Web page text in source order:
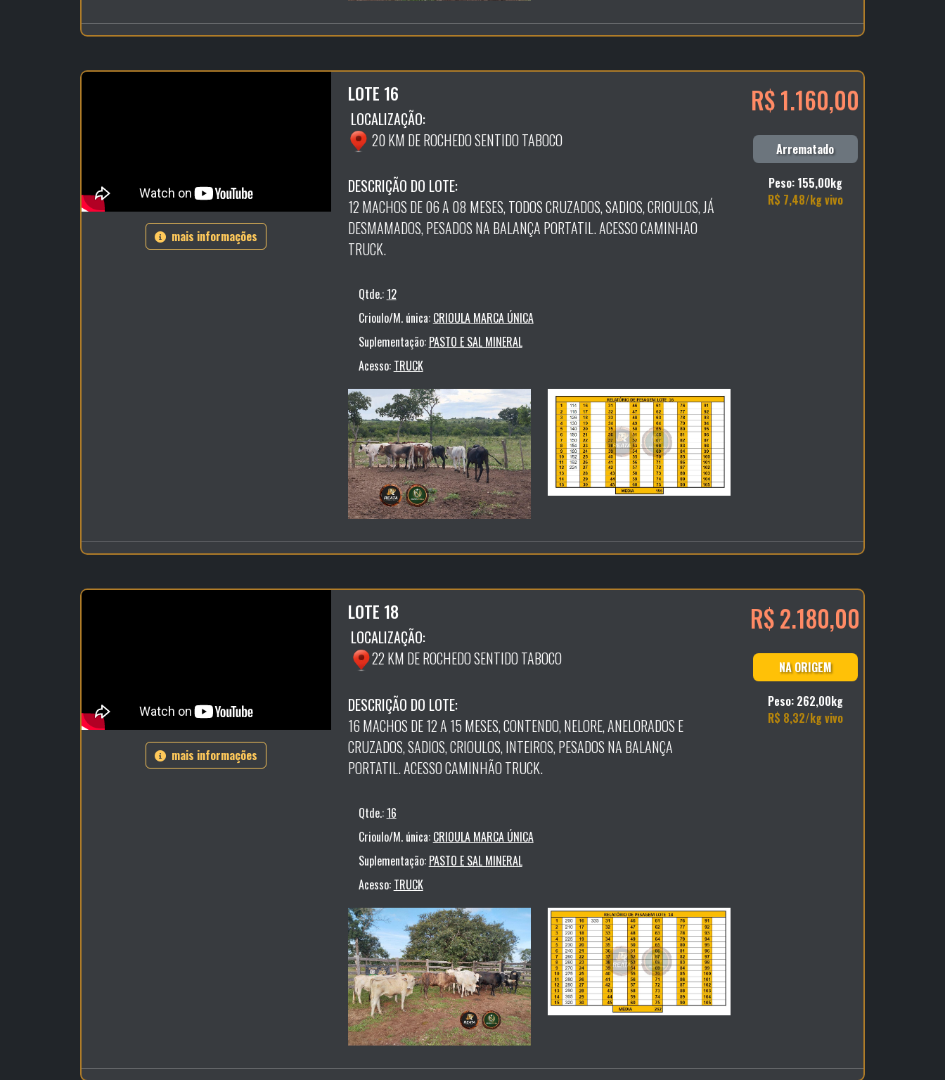
mais informações
LOTE 16
LOCALIZAÇÃO:
20 KM DE ROCHEDO SENTIDO TABOCO
DESCRIÇÃO DO LOTE:
12 MACHOS DE 06 A 08 MESES, TODOS CRUZADOS, SADIOS, CRIOULOS, JÁ
DESMAMADOS, PESADOS NA BALANÇA PORTATIL. ACESSO CAMINHAO
TRUCK.
Qtde.:12
Crioulo/M. única: CRIOULA MARCA ÚNICA
Suplementação: PASTO E SAL MINERAL
Acesso: TRUCK
R$ 1.160,00
Arrematado
Peso: 155,00kg
R$ 7,48/kg vivo
mais informações
LOTE 18
LOCALIZAÇÃO:
22 KM DE ROCHEDO SENTIDO TABOCO
DESCRIÇÃO DO LOTE:
16 MACHOS DE 12 A 15 MESES, CONTENDO, NELORE, ANELORADOS E
CRUZADOS, SADIOS, CRIOULOS, INTEIROS, PESADOS NA BALANÇA
PORTATIL. ACESSO CAMINHÃO TRUCK.
Qtde.:16
Crioulo/M. única: CRIOULA MARCA ÚNICA
Suplementação: PASTO E SAL MINERAL
Acesso: TRUCK
R$ 2.180,00
NA ORIGEM
Peso: 262,00kg
R$ 8,32/kg vivo